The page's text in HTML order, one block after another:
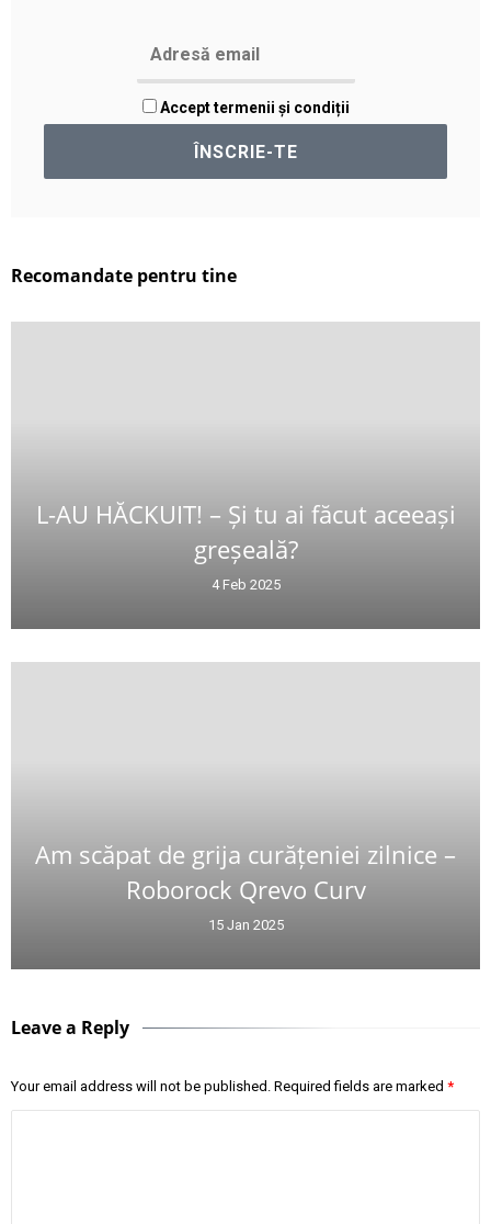
Accept termenii și condiții
Recomandate pentru tine
L-AU HĂCKUIT! – Și tu ai făcut aceeași
greșeală?
4 Feb 2025
Am scăpat de grija curățeniei zilnice –
Roborock Qrevo Curv
15 Jan 2025
Leave a Reply
Your email address will not be published. Required fields are marked *